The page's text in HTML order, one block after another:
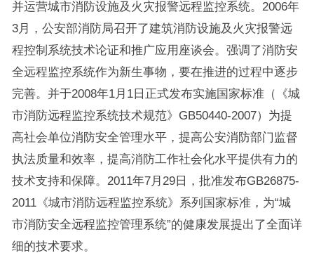
并运营城市消防设施及火灾报警远程监控系统。2006年
3月，公安部消防局召开了建筑消防设施及火灾报警远
程控制系统技术论证和推广应用座谈会。强调了消防安
全远程监控系统作为新生事物，要在推进的过程中逐步
完善。并于2008年1月1日正式发布实施国家标准（《城
市消防远程监控系统技术规范》GB50440-2007）为提
高社会单位消防安全管理水平，提高公安消防部门监督
执法质量和效率，提高消防工作社会化水平提供有力的
技术支持和保障。2011年7月29日，批准发布GB26875-
2011《城市消防远程监控系统》系列国家标准，为“城
市消防安全远程监控管理系统”的健康发展提出了全面详
细的技术要求。